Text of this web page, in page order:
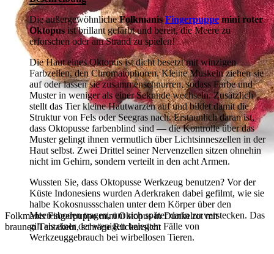
Folkmanis Fingerpuppe mini Oktopus in Dunkelrot mit
braunen Tentakeln, schräge Rückansicht
Die außergewöhnlicheFolkmanisFingerpuppemini roter
Oktopusist brillant gefärbt und bereit, die Meere zu
erforschen oder am Strand zu spielen!
Die Haut eines Oktopus ist dicht besetzt mit winzigen
Farbzellen, den Chromatophoren. Kleine Muskeln ziehen sie
auf oder lassen sie zusammenschnurren, sodass Farbe und
Muster in weniger als einer Sekunde wechseln. Zusätzlich
stellt das Tier kleine Hautwarzen auf und bildet damit die
Struktur von Fels oder Seegras nach. Erstaunlich daran ist,
dass Oktopusse farbenblind sind — die Kontrolle über das
Muster gelingt ihnen vermutlich über Lichtsinneszellen in der
Haut selbst. Zwei Drittel seiner Nervenzellen sitzen ohnehin
nicht im Gehirn, sondern verteilt in den acht Armen.
Wussten Sie, dass Oktopusse Werkzeug benutzen? Vor der
Küste Indonesiens wurden Aderkraken dabei gefilmt, wie sie
halbe Kokosnussschalen unter dem Körper über den
Meeresboden tragen, um sich später darin zu verstecken. Das
gilt als einer der wenigen belegten Fälle von
Werkzeuggebrauch bei wirbellosen Tieren.